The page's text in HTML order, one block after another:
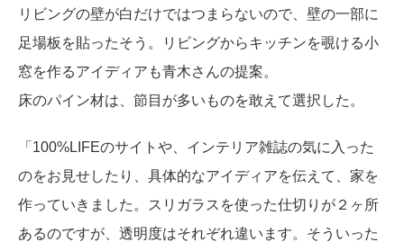
リビングの壁が白だけではつまらないので、壁の一部に
足場板を貼ったそう。リビングからキッチンを覗ける小
窓を作るアイディアも青木さんの提案。
床のパイン材は、節目が多いものを敢えて選択した。
「100%LIFEのサイトや、インテリア雑誌の気に入った
のをお見せしたり、具体的なアイディアを伝えて、家を
作っていきました。スリガラスを使った仕切りが２ヶ所
あるのですが、透明度はそれぞれ違います。そういった